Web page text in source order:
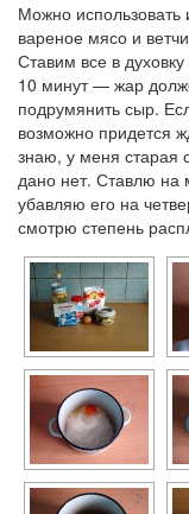
Можно использовать
вареное мясо и
Ставим все в
10 минут — жар
подрумянить сыр.
возможно придется
знаю, у меня старая
дано нет. Ставлю на
убавляю его на
смотрю степень